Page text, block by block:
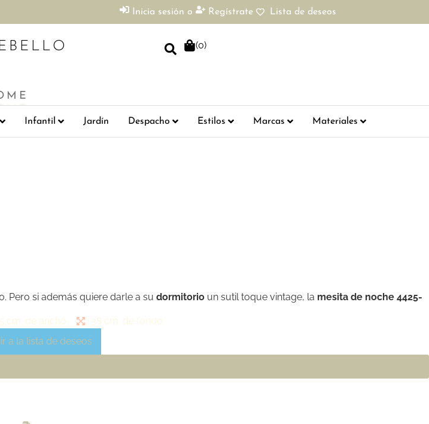
Inicia sesión o Regístrate Lista de deseos
(0)
Infantil Jardín Despacho Estilos Marcas Materiales
Pero si además quiere darle a su dormitorio un sutil toque vintage, la mesita de noche 4425-
cm. de ancho
38 cm. de fondo
a la lista de deseos